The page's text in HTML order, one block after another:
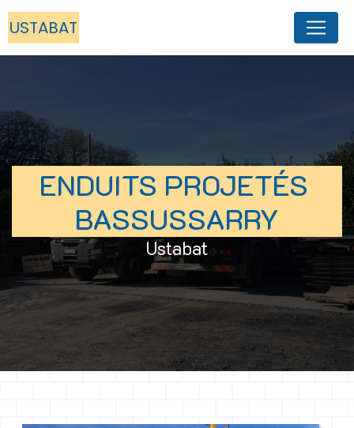
USTABAT
ENDUITS PROJETÉS
BASSUSSARRY
Ustabat
Panneau de gestion des cookies